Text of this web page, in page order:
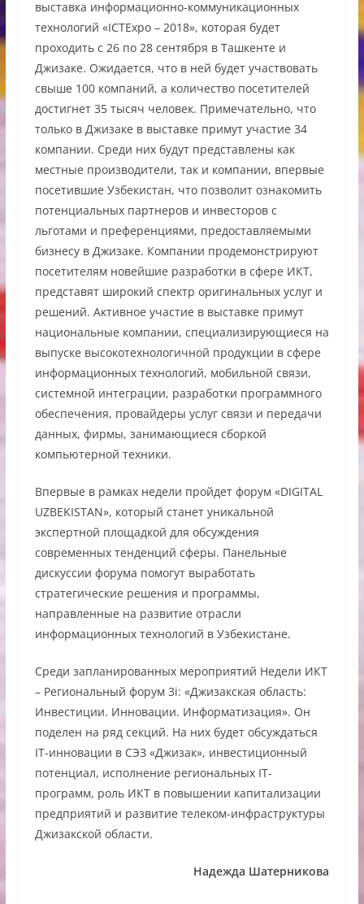
выставка информационно-коммуникационных
технологий «ICTExpo – 2018», которая будет
проходить с 26 по 28 сентября в Ташкенте и
Джизаке. Ожидается, что в ней будет участвовать
свыше 100 компаний, а количество посетителей
достигнет 35 тысяч человек. Примечательно, что
только в Джизаке в выставке примут участие 34
компании. Среди них будут представлены как
местные производители, так и компании, впервые
посетившие Узбекистан, что позволит ознакомить
потенциальных партнеров и инвесторов с
льготами и преференциями, предоставляемыми
бизнесу в Джизаке. Компании продемонстрируют
посетителям новейшие разработки в сфере ИКТ,
представят широкий спектр оригинальных услуг и
решений. Активное участие в выставке примут
национальные компании, специализирующиеся на
выпуске высокотехнологичной продукции в сфере
информационных технологий, мобильной связи,
системной интеграции, разработки программного
обеспечения, провайдеры услуг связи и передачи
данных, фирмы, занимающиеся сборкой
компьютерной техники.
Впервые в рамках недели пройдет форум «DIGITAL
UZBEKISTAN», который станет уникальной
экспертной площадкой для обсуждения
современных тенденций сферы. Панельные
дискуссии форума помогут выработать
стратегические решения и программы,
направленные на развитие отрасли
информационных технологий в Узбекистане.
Среди запланированных мероприятий Недели ИКТ
– Региональный форум 3i: «Джизакская область:
Инвестиции. Инновации. Информатизация». Он
поделен на ряд секций. На них будет обсуждаться
IТ-инновации в СЭЗ «Джизак», инвестиционный
потенциал, исполнение региональных IТ-
программ, роль ИКТ в повышении капитализации
предприятий и развитие телеком-инфраструктуры
Джизакской области.
Надежда Шатерникова